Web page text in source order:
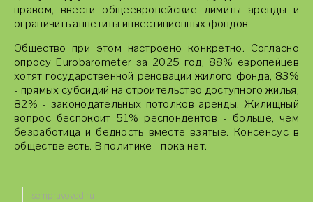
правом, ввести общеевропейские лимиты аренды и
ограничить аппетиты инвестиционных фондов.
Общество при этом настроено конкретно. Согласно
опросу Eurobarometer за 2025 год, 88% европейцев
хотят государственной реновации жилого фонда, 83%
- прямых субсидий на строительство доступного жилья,
82% - законодательных потолков аренды. Жилищный
вопрос беспокоит 51% респондентов - больше, чем
безработица и бедность вместе взятые. Консенсус в
обществе есть. В политике - пока нет.
sempravoved.ru